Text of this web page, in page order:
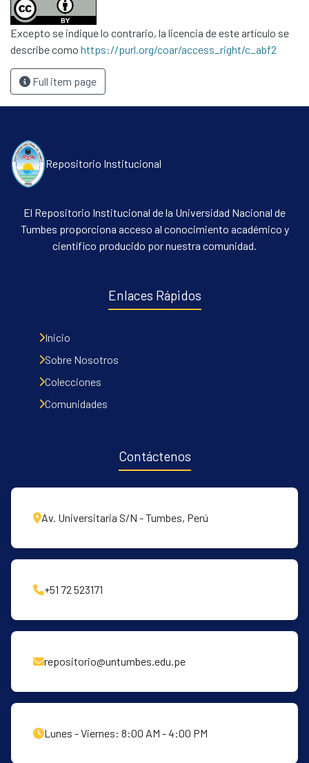
Contacto
Políticas
Excepto se indique lo contrario, la licencia de este artículo se
describe como https://purl.org/coar/access_right/c_abf2
Full item page
Repositorio Institucional
El Repositorio Institucional de la Universidad Nacional de
Tumbes proporciona acceso al conocimiento académico y
científico producido por nuestra comunidad.
Enlaces Rápidos
Inicio
Sobre Nosotros
Colecciones
Comunidades
Contáctenos
Av. Universitaria S/N - Tumbes, Perú
+51 72 523171
repositorio@untumbes.edu.pe
Lunes - Viernes: 8:00 AM - 4:00 PM